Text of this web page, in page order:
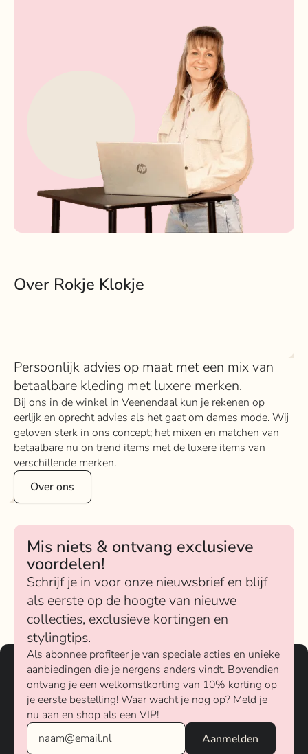
Over Rokje Klokje
Persoonlijk advies op maat met een mix van
betaalbare kleding met luxere merken.
Bij ons in de winkel in Veenendaal kun je rekenen op
eerlijk en oprecht advies als het gaat om dames mode. Wij
geloven sterk in ons concept; het mixen en matchen van
betaalbare nu on trend items met de luxere items van
verschillende merken.
Over ons
Mis niets & ontvang exclusieve
voordelen!
Schrijf je in voor onze nieuwsbrief en blijf
als eerste op de hoogte van nieuwe
collecties, exclusieve kortingen en
stylingtips.
Als abonnee profiteer je van speciale acties en unieke
aanbiedingen die je nergens anders vindt. Bovendien
ontvang je een welkomstkorting van 10% korting op
je eerste bestelling! Waar wacht je nog op? Meld je
nu aan en shop als een VIP!